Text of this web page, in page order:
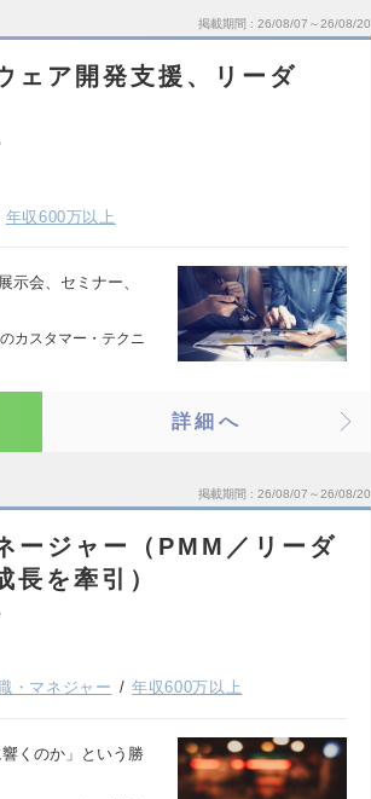
掲載期間 26/08/07～26/08/20
ェア開発支援、リーダ
年収600万以上
示会、セミナー、
カスタマー・テクニ
詳細へ
掲載期間 26/08/07～26/08/20
ージャー（PMM／リーダ
長を牽引）
・マネジャー 年収600万以上
くのか」という勝